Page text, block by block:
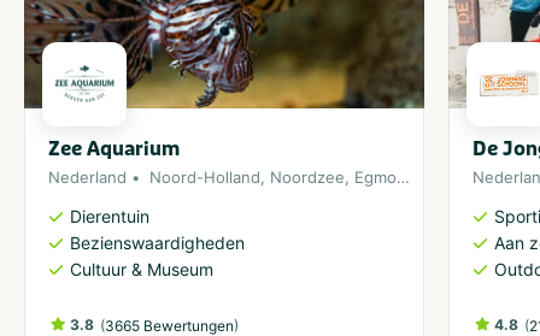
Zee Aquarium
Nederland Noord-Holland, Noordzee, Egmond aan Zee
Dierentuin
Bezienswaardigheden
Cultuur & Museum
3.8 (3665 Bewertungen)
De
Aan
4.8 (